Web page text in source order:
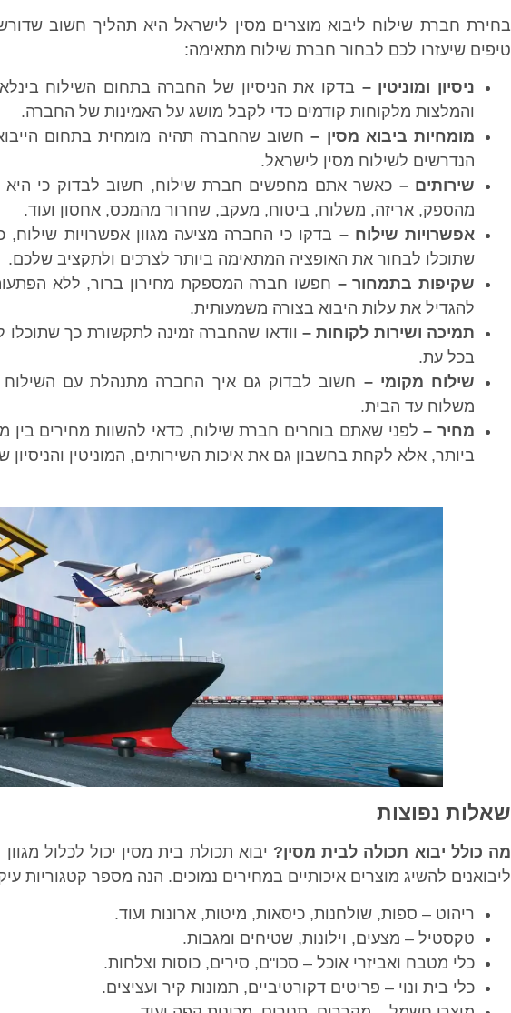
בחירת חברת שילוח ליבוא מוצרים מסין לישראל היא תהליך חשוב
טיפים שיעזרו לכם לבחור חברת שילוח מתאימה:
ניסיון ומוניטין – בדקו את הניסיון של החברה בתחום השילוח
והמלצות מלקוחות קודמים כדי לקבל מושג על האמינות של החברה.
מומחיות ביבוא מסין –חשוב שהחברה תהיה מומחית בתחום הייבוא
הנדרשים לשילוח מסין לישראל.
שירותים – כאשר אתם מחפשים חברת שילוח, חשוב לבדוק כי היא
מהספק, אריזה, משלוח, ביטוח, מעקב, שחרור מהמכס, אחסון ועוד.
אפשרויות שילוח – בדקו כי החברה מציעה מגוון אפשרויות שילוח,
שתוכלו לבחור את האופציה המתאימה ביותר לצרכים ולתקציב שלכם.
שקיפות בתמחור – חפשו חברה המספקת מחירון ברור, ללא
להגדיל את עלות היבוא בצורה משמעותית.
תמיכה ושירות לקוחות – וודאו שהחברה זמינה לתקשורת כך
בכל עת.
שילוח מקומי – חשוב לבדוק גם איך החברה מתנהלת עם השילוח
משלוח עד הבית.
מחיר –לפני שאתם בוחרים חברת שילוח, כדאי להשוות מחירים
ביותר, אלא לקחת בחשבון גם את איכות השירותים, המוניטין
שאלות נפוצות
מה כולל יבוא תכולה לבית מסין? יבוא תכולת בית מסין יכול לכלול
ליבואנים להשיג מוצרים איכותיים במחירים נמוכים. הנה מספר קטגוריות
ריהוט – ספות, שולחנות, כיסאות, מיטות, ארונות ועוד.
טקסטיל – מצעים, וילונות, שטיחים ומגבות.
כלי מטבח ואביזרי אוכל – סכו"ם, סירים, כוסות וצלחות.
כלי בית ונוי – פריטים דקורטיביים, תמונות קיר ועציצים.